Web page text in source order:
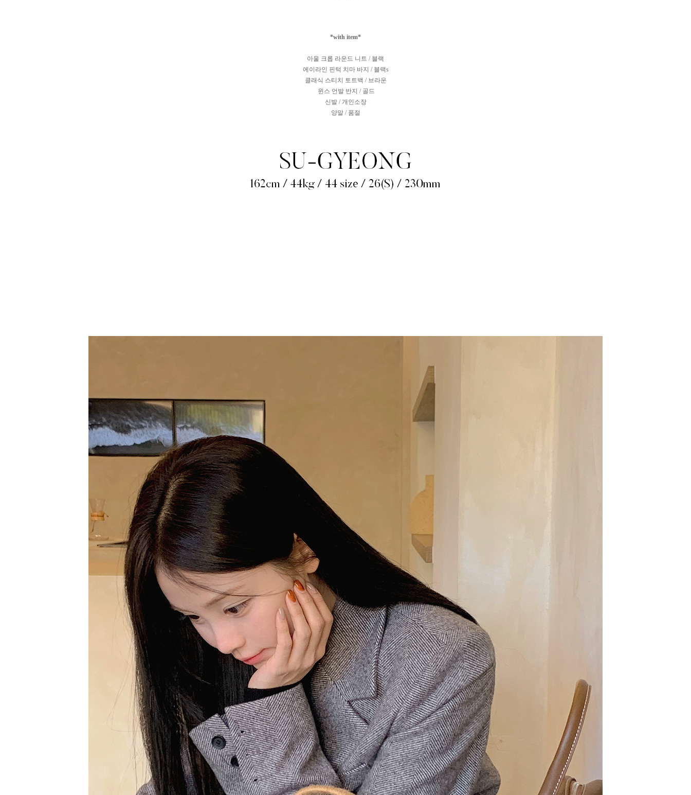
*with item*
아울 크롭 라운드 니트 / 블랙
에이라인 핀턱 치마 바지 / 블랙s
클래식 스티치 토트백 / 브라운
윈스 언발 반지 / 골드
신발 / 개인소장
양말 / 품절